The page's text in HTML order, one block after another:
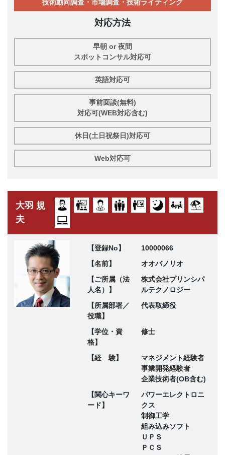
技術動向調査・市場調査・技術ライティング
対応方法
早朝 or 夜間
スポットコンサル対応可
英語対応可
事前面談(無料)
対応可(WEB対応含む)
休日(土日祝祭日)対応可
Web対応可
大羽 規
夫
【登録No】
10000066
【名前】
オオバノリオ
【ご所属（法
人名）】
株式会社プリンシパ
ルテクノロジー
【所属部署／
役職】
代表取締役
【学位・資
格】
修士
【経 験】
マネジメント経験者
事業開発経験者
企業技術者(OB含む)
【関心キーワ
ード】
パワーエレクトロニ
クス
制御工学
組み込みソフト
ＵＰＳ
ＰＣＳ